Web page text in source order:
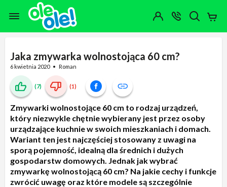
Przejdź do zawartości strony
Przejdź do wyszukiwarki
Przejdź do kategorii
Przejdź do stopki
OTWÓRZ
MENU
Moje
Konto
(0)
Jaka zmywarka wolnostojąca 60 cm?
6 kwietnia 2020 Roman
(7) (1)
Zmywarki wolnostojące 60 cm to rodzaj urządzeń,
który niezwykle chętnie wybierany jest przez osoby
urządzające kuchnie w swoich mieszkaniach i domach.
Wariant ten jest najczęściej stosowany z uwagi na
sporą pojemność, idealną dla średnich i dużych
gospodarstw domowych. Jednak jak wybrać
zmywarkę wolnostojącą 60 cm? Na jakie cechy i funkcje
zwrócić uwagę oraz które modele są szczególnie